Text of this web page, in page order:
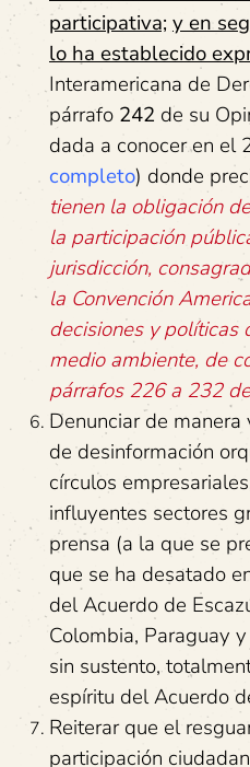
participativa; y en
lo ha establecido
Interamericana de
párrafo 242 de su
dada a conocer en el
completo) donde
tienen la obligación
la participación
jurisdicción,
la Convención
decisiones y políticas
medio ambiente, de
párrafos 226 a 232
Denunciar de
de desinformación
círculos
influyentes sectores
prensa (a la que se
que se ha desatado
del Acuerdo de
Colombia, Paraguay
sin sustento,
espíritu del Acuerdo
Reiterar que el
participación